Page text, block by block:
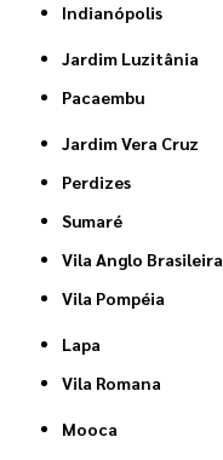
Indianópolis
Jardim Luzitânia
Pacaembu
Jardim Vera Cruz
Perdizes
Sumaré
Vila Anglo Brasileira
Vila Pompéia
Lapa
Vila Romana
Mooca